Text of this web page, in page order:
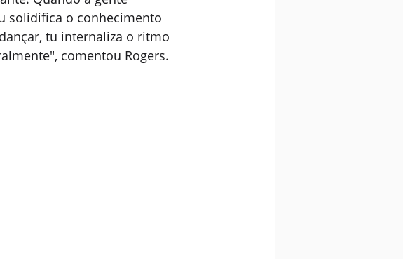
solidifica o conhecimento
tu internaliza o ritmo
comentou Rogers.